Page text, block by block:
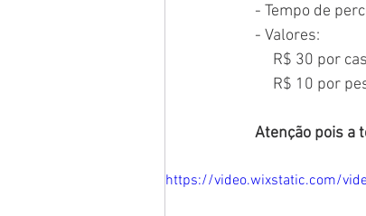
- Tempo de
- Valores:
R$ 30 por
R$ 10 por
Atenção pois a
https://video.wixstatic.com/